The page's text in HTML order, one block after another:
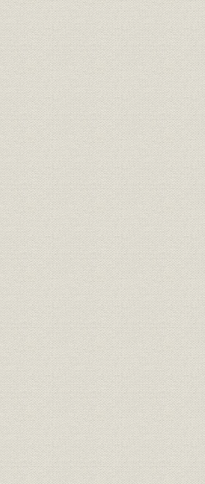
と資金調達の新展開
の飛躍―大競争時代への挑戦(平成4年~9年/1992年
ル経済とネットワーク社会の進展
足度向上の経営戦略
質革新と従業員の充実・満足の経営戦略
の新たな動き
代の幕開け
周年を迎えて
川村忠男(相談役・元社長)
論文人選者座談会「千代田の未来像・私の未来像」
ョン「創業第2世紀へ」